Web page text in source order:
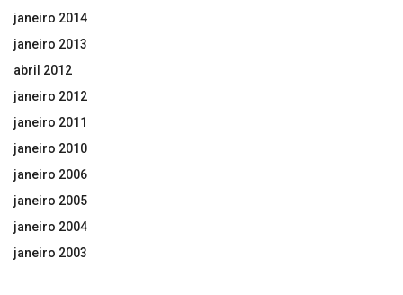
janeiro 2014
janeiro 2013
abril 2012
janeiro 2012
janeiro 2011
janeiro 2010
janeiro 2006
janeiro 2005
janeiro 2004
janeiro 2003